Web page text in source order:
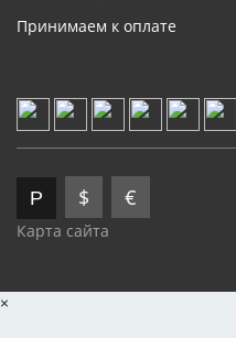
Принимаем к оплате
Р $ €
Карта сайта
×